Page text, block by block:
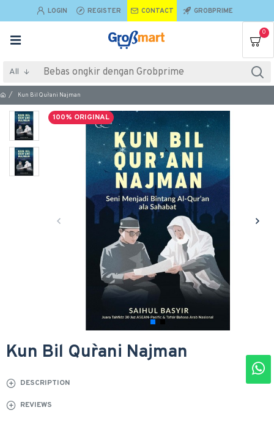
LOGIN REGISTER CONTACT GROBPRIME
0
All
Kun Bil Qur`ani Najman
100% ORIGINAL
Kun Bil Qur`ani Najman
DESCRIPTION
REVIEWS